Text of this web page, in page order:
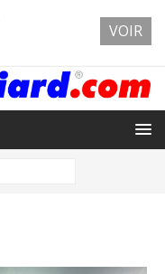
VOIR